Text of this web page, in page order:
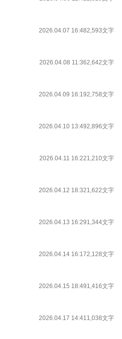
2026.04.07 16:482,593文字
2026.04.08 11:362,642文字
2026.04.09 16:192,758文字
2026.04.10 13:492,896文字
2026.04.11 16:221,210文字
2026.04.12 18:321,622文字
2026.04.13 16:291,344文字
2026.04.14 16:172,128文字
2026.04.15 18:491,416文字
2026.04.17 14:411,038文字